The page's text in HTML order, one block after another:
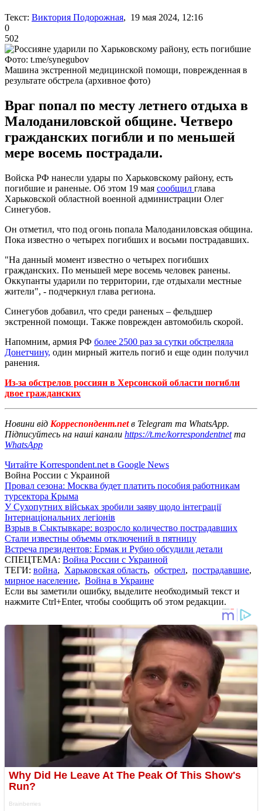
Текст: Виктория Подорожная, 19 мая 2024, 12:16
0
502
Фото: t.me/synegubov
Машина экстренной медицинской помощи, поврежденная в
результате обстрела (архивное фото)
Враг попал по месту летнего отдыха в
Малоданиловской общине. Четверо
гражданских погибли и по меньшей
мере восемь пострадали.
Войска РФ нанесли удары по Харьковскому району, есть
погибшие и раненые. Об этом 19 мая сообщил глава
Харьковской областной военной администрации Олег
Синегубов.
Он отметил, что под огонь попала Малоданиловская община.
Пока известно о четырех погибших и восьми пострадавших.
"На данный момент известно о четырех погибших
гражданских. По меньшей мере восемь человек ранены.
Оккупанты ударили по территории, где отдыхали местные
жители", - подчеркнул глава региона.
Синегубов добавил, что среди раненых – фельдшер
экстренной помощи. Также поврежден автомобиль скорой.
Напомним, армия РФ более 2500 раз за сутки обстреляла
Донетчину, один мирный житель погиб и еще один получил
ранения.
Из-за обстрелов россиян в Херсонской области погибли
двое гражданских
Новини від Корреспондент.netв Telegram та WhatsApp.
Підписуйтесь на наші канали https://t.me/korrespondentnetта
WhatsApp
Читайте Korrespondent.net в Google News
Война России с Украиной
Провал сезона: Москва будет платить пособия работникам
турсектора Крыма
У Сухопутних військах зробили заяву щодо інтеграції
Інтернаціональних легіонів
Взрыв в Сыктывкаре: возросло количество пострадавших
Стали известны объемы отключений в пятницу
Встреча президентов: Ермак и Рубио обсудили детали
СПЕЦТЕМА: Война России с Украиной
ТЕГИ: война, Харьковская область, обстрел, пострадавшие,
мирное население, Война в Украине
Если вы заметили ошибку, выделите необходимый текст и
нажмите Ctrl+Enter, чтобы сообщить об этом редакции.